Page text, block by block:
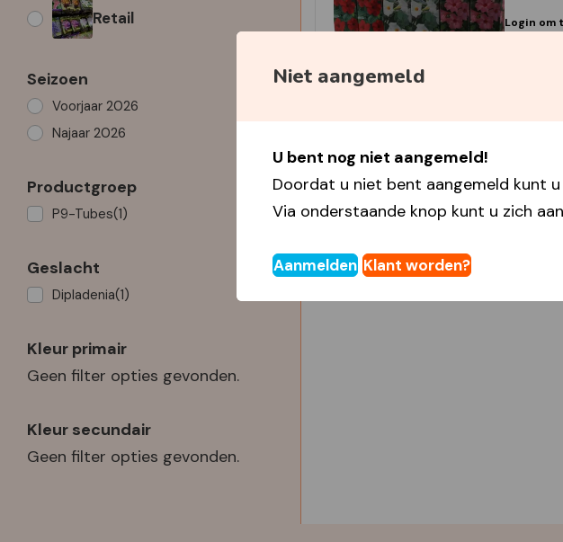
Niet aangemeld
U bent nog niet aangemeld!
Doordat u niet bent aangemeld kunt
Via onderstaande knop kunt u zich
Aanmelden Klant worden?
Retail
Seizoen
Voorjaar 2026
Najaar 2026
Productgroep
P9-Tubes(1)
Geslacht
Dipladenia(1)
Kleur primair
Geen filter opties gevonden.
Kleur secundair
Geen filter opties gevonden.
Login om